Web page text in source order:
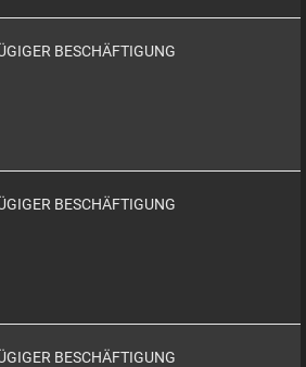
BESCHÄFTIGUNG
BESCHÄFTIGUNG
BESCHÄFTIGUNG